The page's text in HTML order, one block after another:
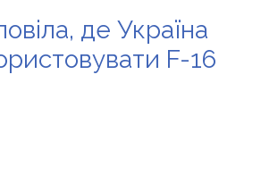
де Україна
F-16